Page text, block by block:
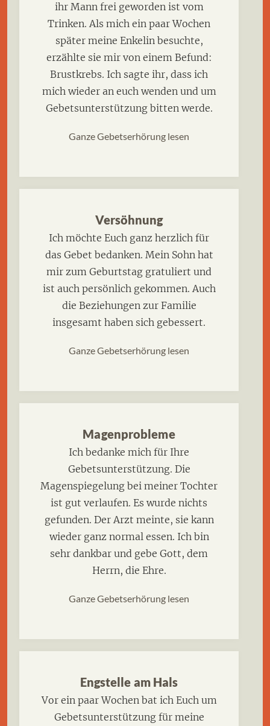
ihr Mann frei geworden ist vom
Trinken. Als mich ein paar Wochen
später meine Enkelin besuchte,
erzählte sie mir von einem Befund:
Brustkrebs. Ich sagte ihr, dass ich
mich wieder an euch wenden und um
Gebetsunterstützung bitten werde.
Ganze Gebetserhörung lesen
Versöhnung
Ich möchte Euch ganz herzlich für
das Gebet bedanken. Mein Sohn hat
mir zum Geburtstag gratuliert und
ist auch persönlich gekommen. Auch
die Beziehungen zur Familie
insgesamt haben sich gebessert.
Ganze Gebetserhörung lesen
Magenprobleme
Ich bedanke mich für Ihre
Gebetsunterstützung. Die
Magenspiegelung bei meiner Tochter
ist gut verlaufen. Es wurde nichts
gefunden. Der Arzt meinte, sie kann
wieder ganz normal essen. Ich bin
sehr dankbar und gebe Gott, dem
Herrn, die Ehre.
Ganze Gebetserhörung lesen
Engstelle am Hals
Vor ein paar Wochen bat ich Euch um
Gebetsunterstützung für meine